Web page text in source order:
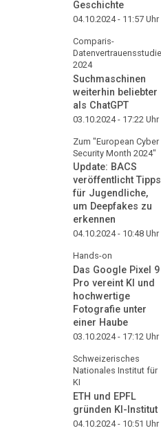
Geschichte
04.10.2024 - 11:57 Uhr
Comparis-
Datenvertrauensstudie
2024
Suchmaschinen
weiterhin beliebter
als ChatGPT
03.10.2024 - 17:22 Uhr
Zum "European Cyber
Security Month 2024"
Update: BACS
veröffentlicht Tipps
für Jugendliche,
um Deepfakes zu
erkennen
04.10.2024 - 10:48 Uhr
Hands-on
Das Google Pixel 9
Pro vereint KI und
hochwertige
Fotografie unter
einer Haube
03.10.2024 - 17:12 Uhr
Schweizerisches
Nationales Institut für
KI
ETH und EPFL
gründen KI-Institut
04.10.2024 - 10:51 Uhr